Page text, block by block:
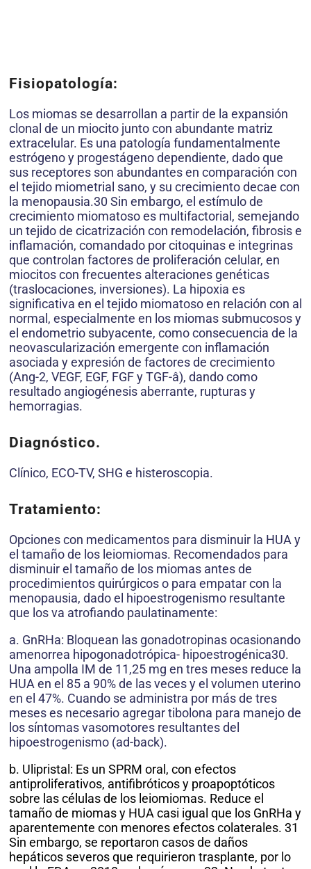
Fisiopatología:
Los miomas se desarrollan a partir de la expansión
clonal de un miocito junto con abundante matriz
extracelular. Es una patología fundamentalmente
estrógeno y progestágeno dependiente, dado que
sus receptores son abundantes en comparación con
el tejido miometrial sano, y su crecimiento decae con
la menopausia.30 Sin embargo, el estímulo de
crecimiento miomatoso es multifactorial, semejando
un tejido de cicatrización con remodelación, fibrosis e
inflamación, comandado por citoquinas e integrinas
que controlan factores de proliferación celular, en
miocitos con frecuentes alteraciones genéticas
(traslocaciones, inversiones). La hipoxia es
significativa en el tejido miomatoso en relación con al
normal, especialmente en los miomas submucosos y
el endometrio subyacente, como consecuencia de la
neovascularización emergente con inflamación
asociada y expresión de factores de crecimiento
(Ang-2, VEGF, EGF, FGF y TGF-â), dando como
resultado angiogénesis aberrante, rupturas y
hemorragias.
Diagnóstico.
Clínico, ECO-TV, SHG e histeroscopia.
Tratamiento:
Opciones con medicamentos para disminuir la HUA y
el tamaño de los leiomiomas. Recomendados para
disminuir el tamaño de los miomas antes de
procedimientos quirúrgicos o para empatar con la
menopausia, dado el hipoestrogenismo resultante
que los va atrofiando paulatinamente:
a. GnRHa: Bloquean las gonadotropinas ocasionando
amenorrea hipogonadotrópica- hipoestrogénica30.
Una ampolla IM de 11,25 mg en tres meses reduce la
HUA en el 85 a 90% de las veces y el volumen uterino
en el 47%. Cuando se administra por más de tres
meses es necesario agregar tibolona para manejo de
los síntomas vasomotores resultantes del
hipoestrogenismo (ad-back).
b. Ulipristal: Es un SPRM oral, con efectos
antiproliferativos, antifibróticos y proapoptóticos
sobre las células de los leiomiomas. Reduce el
tamaño de miomas y HUA casi igual que los GnRHa y
aparentemente con menores efectos colaterales. 31
Sin embargo, se reportaron casos de daños
hepáticos severos que requirieron trasplante, por lo